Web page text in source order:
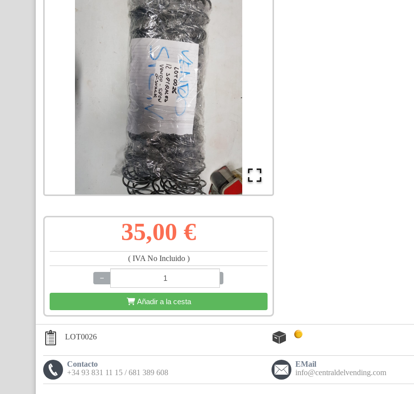
35,00 €
( IVA No Incluido )
−
Añadir a la cesta
LOT0026
Contacto
+34 93 831 11 15 / 681 389 608
EMail
info@centraldelvending.com